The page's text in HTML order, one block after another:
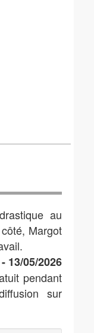
au
Margot
13/05/2026
pendant
sur